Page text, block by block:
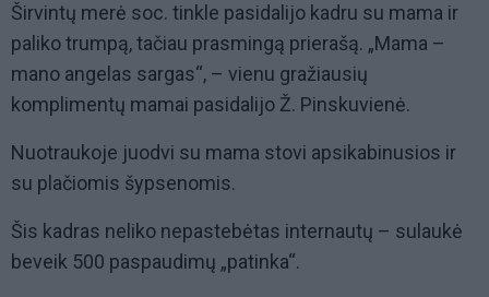
Širvintų merė soc. tinkle pasidalijo kadru su mama ir
paliko trumpą, tačiau prasmingą prierašą. „Mama –
mano angelas sargas“, – vienu gražiausių
komplimentų mamai pasidalijo Ž. Pinskuvienė.
Nuotraukoje juodvi su mama stovi apsikabinusios ir
su plačiomis šypsenomis.
Šis kadras neliko nepastebėtas internautų – sulaukė
beveik 500 paspaudimų „patinka“.